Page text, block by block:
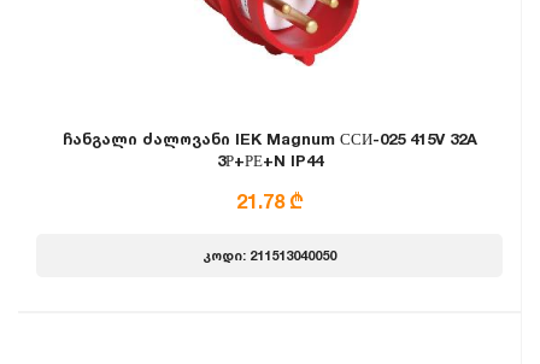
ჩანგალი ძალოვანი IEK Magnum ССИ-025 415V 32A
3Р+РЕ+N IP44
21.78 ₾
კოდი: 211513040050